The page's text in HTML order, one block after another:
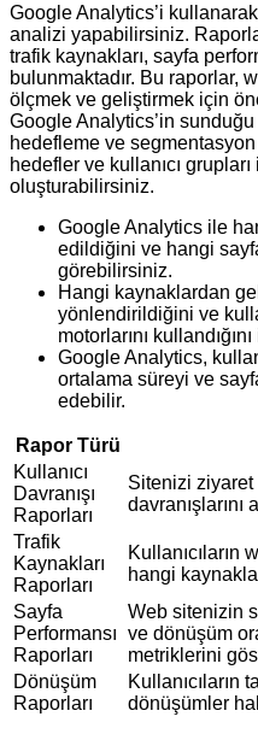
Google Analytics’i
analizi yapabilirsiniz.
trafik kaynakları, sayfa
bulunmaktadır. Bu raporlar,
ölçmek ve geliştirmek için
Google Analytics’in
hedefleme ve
hedefler ve kullanıcı
oluşturabilirsiniz.
Google Analytics ile
edildiğini ve hangi
görebilirsiniz.
Hangi kaynaklardan
yönlendirildiğini ve
motorlarını
Google Analytics,
ortalama süreyi ve
edebilir.
Rapor Türü
Kullanıcı
Davranışı
Raporları
Sitenizi ziyaret
davranışlarını
Trafik
Kaynakları
Raporları
Kullanıcıların
hangi
Sayfa
Performansı
Raporları
Web sitenizin
ve dönüşüm
metriklerini
Dönüşüm
Raporları
Kullanıcıların
dönüşümler